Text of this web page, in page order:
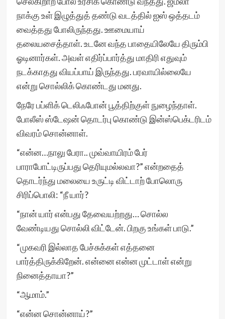
நாக்கு உள் இழுத்துத் தண்டு வடத்தில் ஐஸ் ஒத்தடம்
வைத்தது போலிருந்தது. ஊமையாய்
தலையசைத்தாள். உடனே வந்த பாதையிலேயே திரும்பி
ஓடினார்கள். அவள் எதிர்ப்பார்த்து மாதிரி எதுவும்
நடக்காதது வியப்பாய் இருந்தது. பரவாயில்லையே
என்று சொல்லிக் கொண்டது மனது.
நேரே பப்ளிக் டெலிஃபோன் பூத்திற்குள் நுழைந்தாள்.
போலீஸ் ஸ்டேஷன் தொடர்பு கொண்டு இன்ஸ்பெக்டரிடம்
விவரம் சொன்னாள்.
“என்ன…நாலு பேரா.. முவ்வாயிரம் பேர்
பாராபோட்டிருப்பது தெரியுமல்லவா?” என்றதைத்
தொடர்ந்து மலையை உருட்டி விட்டாற் போலொரு
சிரிப்பொலி: “நீ யார்?
“நான் யார் என்பது தேவையற்றது… சொல்ல
வேண்டியது சொல்லி விட்டேன். பிறகு உங்கள் பாடு.”
“முகவரி இல்லாத பேச்சுக்கள் எத்தனை
பார்த்திருக்கிறேன். என்னை என்ன முட்டாள் என்று
நினைத்தாயா?”
“ஆமாம்.”
“என்ன சொன்னாய்?”